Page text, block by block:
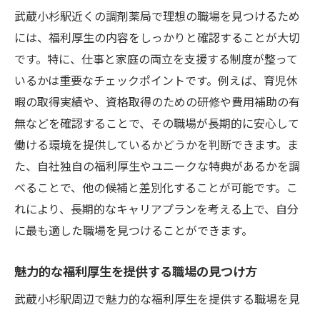
武蔵小杉駅近くの調剤薬局で理想の職場を見つけるため
には、福利厚生の内容をしっかりと確認することが大切
です。特に、仕事と家庭の両立を支援する制度が整って
いるかは重要なチェックポイントです。例えば、育児休
暇の取得実績や、資格取得のための研修や費用補助の有
無などを確認することで、その職場が長期的に安心して
働ける環境を提供しているかどうかを判断できます。ま
た、自社独自の福利厚生やユニークな特典があるかを調
べることで、他の候補と差別化することが可能です。こ
れにより、長期的なキャリアプランを考える上で、自分
に最も適した職場を見つけることができます。
魅力的な福利厚生を提供する職場の見つけ方
武蔵小杉駅周辺で魅力的な福利厚生を提供する職場を見